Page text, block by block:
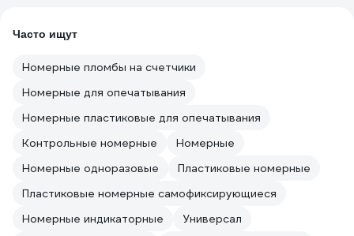
Часто ищут
Номерные пломбы на счетчики
Номерные для опечатывания
Номерные пластиковые для опечатывания
Контрольные номерные
Номерные
Номерные одноразовые
Пластиковые номерные
Пластиковые номерные самофиксирующиеся
Номерные индикаторные
Универсал